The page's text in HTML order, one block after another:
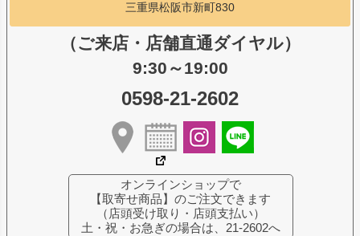
三重県松阪市新町830
（ご来店・店舗直通ダイヤル）
9:30～19:00
0598-21-2602
オンラインショップで
【取寄せ商品】のご注文できます
（店頭受け取り・店頭支払い）
土・祝・お急ぎの場合は、21-2602へ